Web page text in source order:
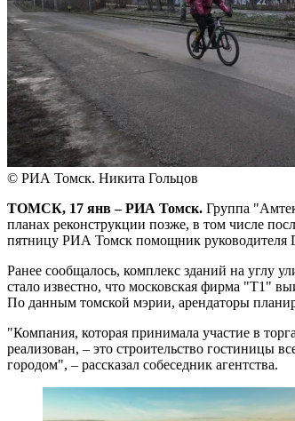
© РИА Томск. Никита Гольцов
ТОМСК, 17 янв – РИА Томск. Группа
планах реконструкции позже, в том числе
пятницу РИА Томск помощник руководителя
Ранее сообщалось, комплекс зданий на углу
стало известно, что московская фирма "Т1"
По данным томской мэрии, арендаторы
"Компания, которая принимала участие в
реализован, – это строительство
городом", – рассказал собеседник агентства.